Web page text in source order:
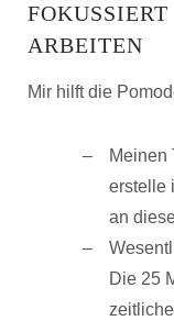
ARBEITEN
Mir hilft die
Meinen
erstelle
an
Die 25